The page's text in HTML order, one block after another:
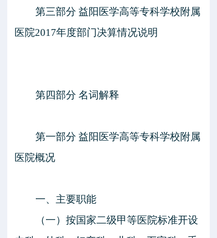
第三部分 益阳医学高等专科学校附属
医院2017年度部门决算情况说明
第四部分 名词解释
第一部分 益阳医学高等专科学校附属
医院概况
一、主要职能
（一）按国家二级甲等医院标准开设